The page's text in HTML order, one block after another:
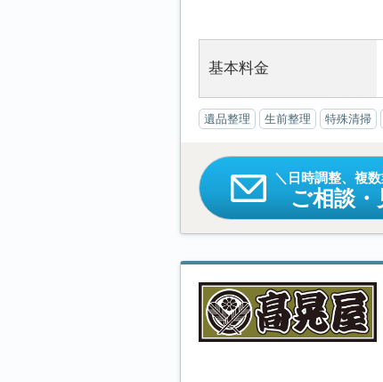
基本料金
遺品整理 生前整理 特殊清掃
日時調整、複
ご相談